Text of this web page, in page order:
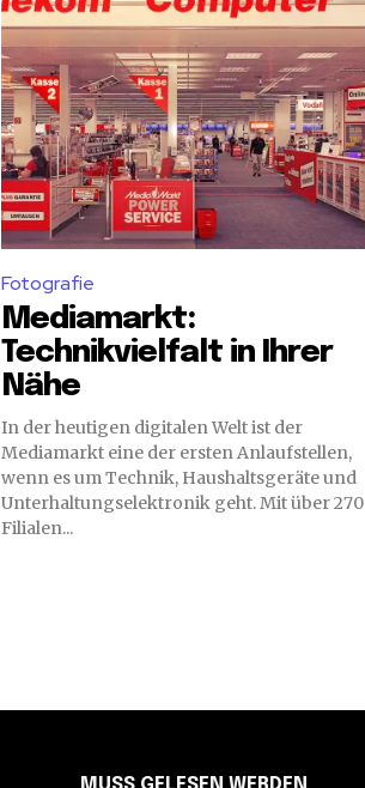
Fotografie
Mediamarkt:
Technikvielfalt in Ihrer
Nähe
In der heutigen digitalen Welt ist der
Mediamarkt eine der ersten Anlaufstellen,
wenn es um Technik, Haushaltsgeräte und
Unterhaltungselektronik geht. Mit über 270
Filialen...